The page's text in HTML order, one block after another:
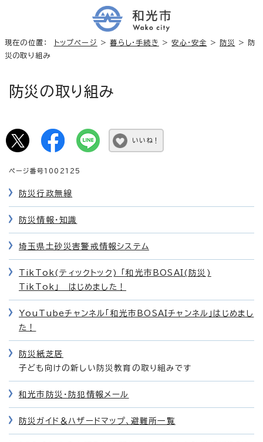
現在の位置： トップページ >暮らし・手続き >安心・安全 > 防災
> 防
災の取り組み
防災の取り組み
いいね！
ページ番号1002125
防災行政無線
防災情報・知識
埼玉県土砂災害警戒情報システム
TikTok(ティックトック) 「和光市BOSAI(防災)
TikTok」 はじめました！
YouTubeチャンネル「和光市BOSAIチャンネル」はじめまし
た！
防災紙芝居
子ども向けの新しい防災教育の取り組みです
和光市防災・防犯情報メール
防災ガイド＆ハザードマップ、避難所一覧